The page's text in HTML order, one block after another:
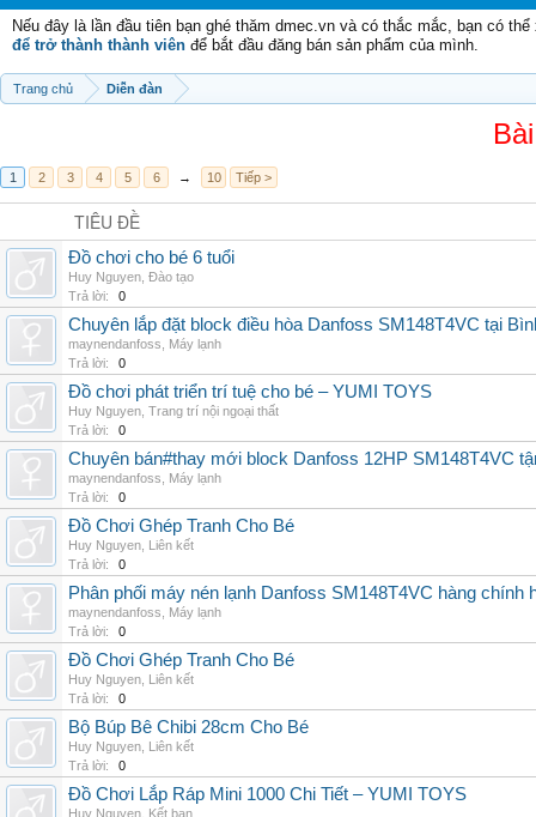
Nếu đây là lần đầu tiên bạn ghé thăm dmec.vn và có thắc mắc, bạn có
để trở thành thành viên để bắt đầu đăng bán sản phẩm của mình.
Trang chủ Diễn đàn
1 2 3 4 5 6 → 10 Tiếp >
TIÊU ĐỀ
Đồ chơi cho bé 6 tuổi
Huy Nguyen Đào tạo
Trả lời:
0
Chuyên lắp đặt block điều hòa Danfoss SM148T4VC tại
maynendanfoss
Máy lạnh
Trả lời:
0
Đồ chơi phát triển trí tuệ cho bé – YUMI TOYS
Huy Nguyen Trang trí nội ngoại thất
Trả lời:
0
Chuyên bán#thay mới block Danfoss 12HP SM148T4VC
maynendanfoss
Máy lạnh
Trả lời:
0
Đồ Chơi Ghép Tranh Cho Bé
Huy Nguyen Liên kết
Trả lời:
0
Phân phối máy nén lạnh Danfoss SM148T4VC hàng chính
maynendanfoss
Máy lạnh
Trả lời:
0
Đồ Chơi Ghép Tranh Cho Bé
Huy Nguyen Liên kết
Trả lời:
0
Bộ Búp Bê Chibi 28cm Cho Bé
Huy Nguyen Liên kết
Trả lời:
0
Đồ Chơi Lắp Ráp Mini 1000 Chi Tiết – YUMI TOYS
Huy Nguyen Kết bạn